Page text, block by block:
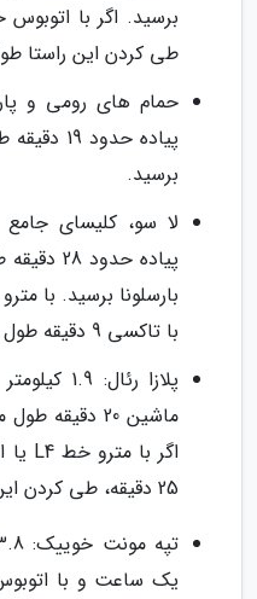
طی کردن این راستا
پیاده
برسید.
پیاده
با تاکسی 9 دقیقه طول می کشد.
ماشین 20
25 دقیقه، طی کردن این راستا طول می کشد.